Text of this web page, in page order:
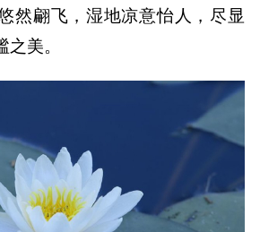
然翩飞，湿地凉意怡人，尽显
美。